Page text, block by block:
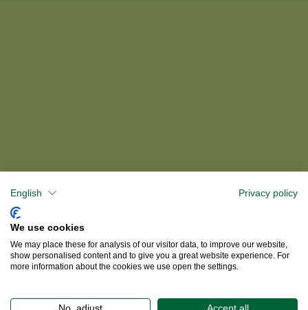
English Privacy policy
We use cookies
We may place these for analysis of our visitor data, to improve our website,
show personalised content and to give you a great website experience. For
more information about the cookies we use open the settings.